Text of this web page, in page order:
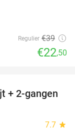
Regulier €39
€22,50
22%
+ 2-gangen
7.7 star